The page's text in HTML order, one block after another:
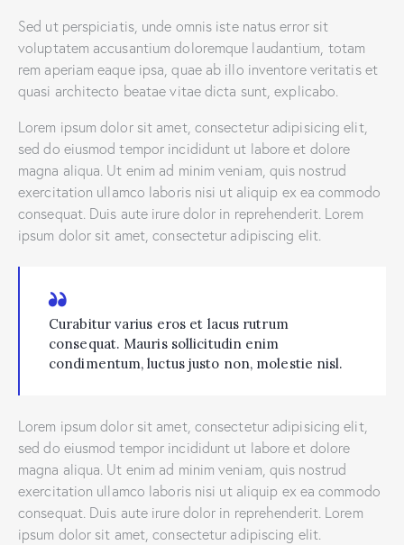
Sed ut perspiciatis, unde omnis iste natus error sit
voluptatem accusantium doloremque laudantium, totam
rem aperiam eaque ipsa, quae ab illo inventore veritatis et
quasi architecto beatae vitae dicta sunt, explicabo.
Lorem ipsum dolor sit amet, consectetur adipisicing elit,
sed do eiusmod tempor incididunt ut labore et dolore
magna aliqua. Ut enim ad minim veniam, quis nostrud
exercitation ullamco laboris nisi ut aliquip ex ea commodo
consequat. Duis aute irure dolor in reprehenderit. Lorem
ipsum dolor sit amet, consectetur adipiscing elit.
Curabitur varius eros et lacus rutrum
consequat. Mauris sollicitudin enim
condimentum, luctus justo non, molestie nisl.
Lorem ipsum dolor sit amet, consectetur adipisicing elit,
sed do eiusmod tempor incididunt ut labore et dolore
magna aliqua. Ut enim ad minim veniam, quis nostrud
exercitation ullamco laboris nisi ut aliquip ex ea commodo
consequat. Duis aute irure dolor in reprehenderit. Lorem
ipsum dolor sit amet, consectetur adipiscing elit.